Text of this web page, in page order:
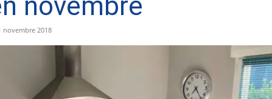
novembre 2018